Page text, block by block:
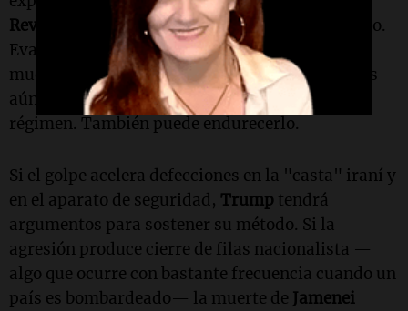
Revolucionaria Islámica) o colapso desordenado.
Evaluaciones previas al ataque advertían que la
muerte de
Jamenei podía abrir paso a elementos
aún más duros. La operación puede debilitar al
régimen. También puede endurecerlo.
Si el golpe acelera defecciones en la "casta" iraní y
en el aparato de seguridad, Trump tendrá
argumentos para sostener su método. Si la
agresión produce cierre de filas nacionalista —
algo que ocurre con bastante frecuencia cuando un
país es bombardeado— la muerte de Jamenei